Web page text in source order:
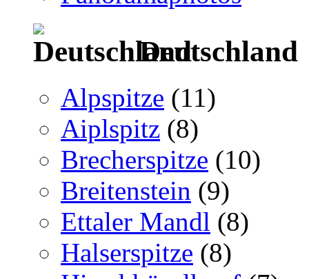
Deutschland
Alpspitze (11)
Aiplspitz (8)
Brecherspitze (10)
Breitenstein (9)
Ettaler Mandl (8)
Halserspitze (8)